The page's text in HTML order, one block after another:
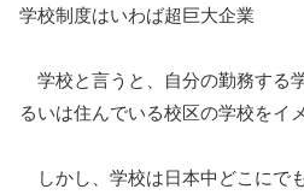
学校制度はいわば超巨大企業
学校と言うと、自分の勤務する
るいは住んでいる校区の学校をイ
しかし、学校は日本中どこにで